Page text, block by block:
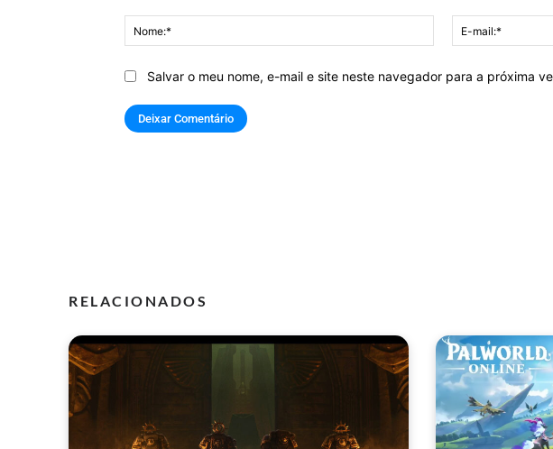
Nome:*
Salvar o meu nome, e-mail e site neste navegador para a próxima
RELACIONADOS